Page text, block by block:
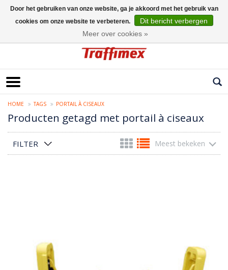
HOME TAGS PORTAIL À CISEAUX
Producten getagd met portail à ciseaux
FILTER Meest bekeken
Door het gebruiken van onze website, ga je akkoord met het gebruik van
cookies om onze website te verbeteren.
Dit bericht verbergen
Meer over cookies »